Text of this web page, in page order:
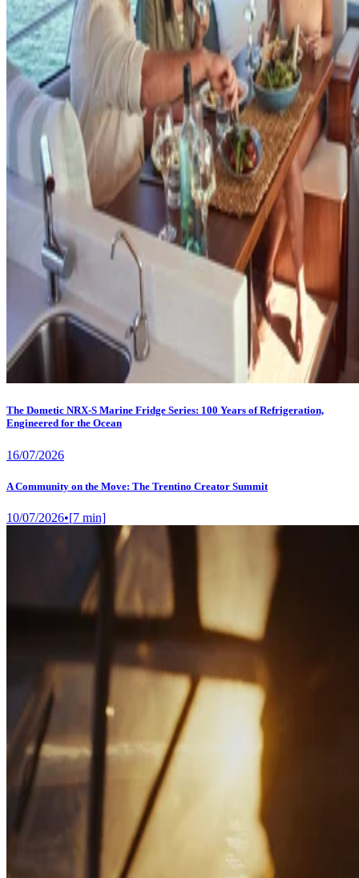
The Dometic NRX-S Marine Fridge Series: 100 Years of Refrigeration,
Engineered for the Ocean
16/07/2026
A Community on the Move: The Trentino Creator Summit
10/07/2026•[7 min]